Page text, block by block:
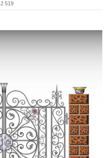
2 519